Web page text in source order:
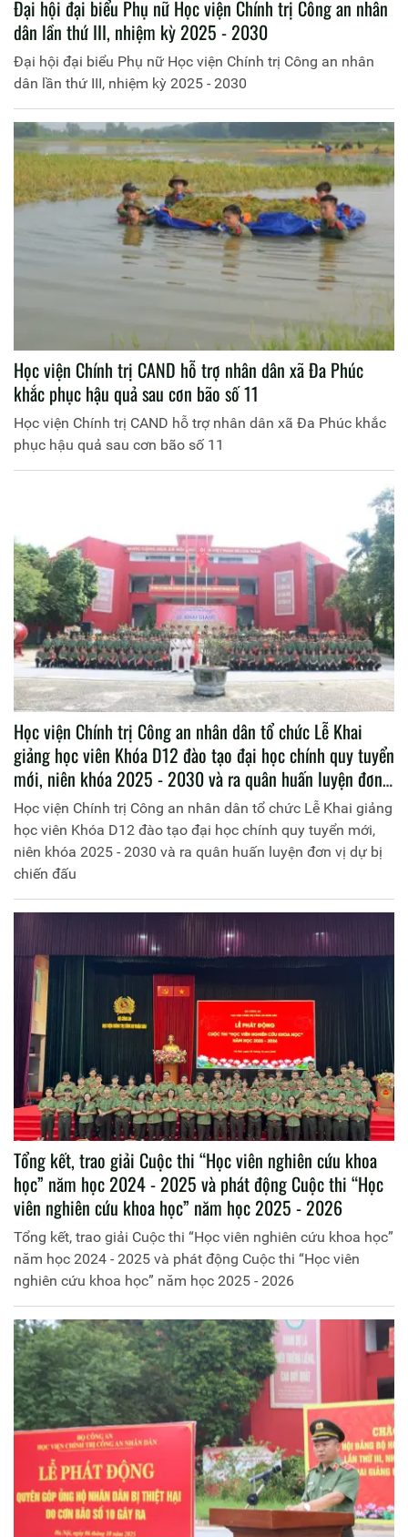
Đại hội đại biểu Phụ nữ Học viện Chính trị Công an nhân
dân lần thứ III, nhiệm kỳ 2025 - 2030
Đại hội đại biểu Phụ nữ Học viện Chính trị Công an nhân
dân lần thứ III, nhiệm kỳ 2025 - 2030
Học viện Chính trị CAND hỗ trợ nhân dân xã Đa Phúc
khắc phục hậu quả sau cơn bão số 11
Học viện Chính trị CAND hỗ trợ nhân dân xã Đa Phúc khắc
phục hậu quả sau cơn bão số 11
Học viện Chính trị Công an nhân dân tổ chức Lễ Khai
giảng học viên Khóa D12 đào tạo đại học chính quy tuyển
mới, niên khóa 2025 - 2030 và ra quân huấn luyện đơn
vị dự bị chiến đấu
Học viện Chính trị Công an nhân dân tổ chức Lễ Khai giảng
học viên Khóa D12 đào tạo đại học chính quy tuyển mới,
niên khóa 2025 - 2030 và ra quân huấn luyện đơn vị dự bị
chiến đấu
Tổng kết, trao giải Cuộc thi “Học viên nghiên cứu khoa
học” năm học 2024 - 2025 và phát động Cuộc thi “Học
viên nghiên cứu khoa học” năm học 2025 - 2026
Tổng kết, trao giải Cuộc thi “Học viên nghiên cứu khoa học”
năm học 2024 - 2025 và phát động Cuộc thi “Học viên
nghiên cứu khoa học” năm học 2025 - 2026